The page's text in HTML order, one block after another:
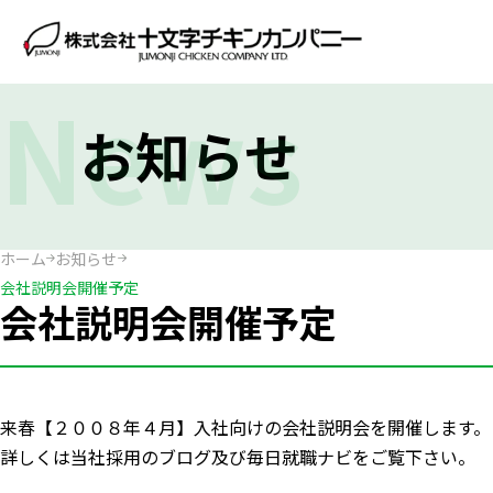
お知らせ
News
ホーム お知らせ
会社説明会開催予定
会社説明会開催予定
来春【２００８年４月】入社向けの会社説明会を開催します。
詳しくは当社採用のブログ及び毎日就職ナビをご覧下さい。